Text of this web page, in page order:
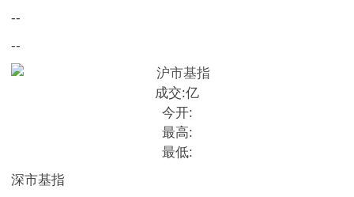
--
--
成交:亿
今开:
最高:
最低:
深市基指